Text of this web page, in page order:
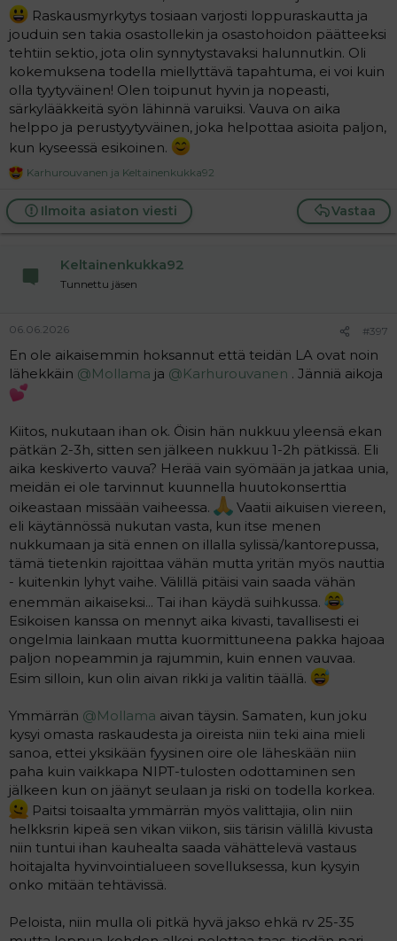
Raskausmyrkytys tosiaan varjosti loppuraskautta ja
jouduin sen takia osastollekin ja osastohoidon päätteeksi
tehtiin sektio, jota olin synnytystavaksi halunnutkin. Oli
kokemuksena todella miellyttävä tapahtuma, ei voi kuin
olla tyytyväinen! Olen toipunut hyvin ja nopeasti,
särkylääkkeitä syön lähinnä varuiksi. Vauva on aika
helppo ja perustyytyväinen, joka helpottaa asioita paljon,
kun kyseessä esikoinen.
R
a
c
t
Karhurouvanen ja Keltainenkukka92
Vastaa
Ilmoita asiaton viesti
Keltainenkukka92
Tunnettu jäsen
06.06.2026 #397
En ole aikaisemmin hoksannut että teidän LA ovat noin
lähekkäin @Mollama ja @Karhurouvanen . Jänniä aikoja
Kiitos, nukutaan ihan ok. Öisin hän nukkuu yleensä ekan
pätkän 2-3h, sitten sen jälkeen nukkuu 1-2h pätkissä. Eli
aika keskiverto vauva? Herää vain syömään ja jatkaa unia,
meidän ei ole tarvinnut kuunnella huutokonserttia
oikeastaan missään vaiheessa.
Vaatii aikuisen viereen,
eli käytännössä nukutan vasta, kun itse menen
nukkumaan ja sitä ennen on illalla sylissä/kantorepussa,
tämä tietenkin rajoittaa vähän mutta yritän myös nauttia
- kuitenkin lyhyt vaihe. Välillä pitäisi vain saada vähän
enemmän aikaiseksi... Tai ihan käydä suihkussa.
Esikoisen kanssa on mennyt aika kivasti, tavallisesti ei
ongelmia lainkaan mutta kuormittuneena pakka hajoaa
paljon nopeammin ja rajummin, kuin ennen vauvaa.
Esim silloin, kun olin aivan rikki ja valitin täällä.
Ymmärrän @Mollama aivan täysin. Samaten, kun joku
kysyi omasta raskaudesta ja oireista niin teki aina mieli
sanoa, ettei yksikään fyysinen oire ole läheskään niin
paha kuin vaikkapa NIPT-tulosten odottaminen sen
jälkeen kun on jäänyt seulaan ja riski on todella korkea.
Paitsi toisaalta ymmärrän myös valittajia, olin niin
helkksrin kipeä sen vikan viikon, siis tärisin välillä kivusta
niin tuntui ihan kauhealta saada vähättelevä vastaus
hoitajalta hyvinvointialueen sovelluksessa, kun kysyin
onko mitään tehtävissä.
Peloista, niin mulla oli pitkä hyvä jakso ehkä rv 25-35